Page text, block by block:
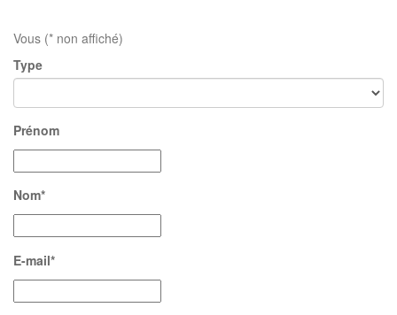
Vous (* non affiché)
Type
Prénom
Nom*
E-mail*